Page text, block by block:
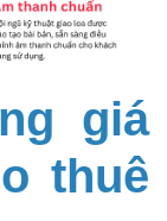
giá
thuê